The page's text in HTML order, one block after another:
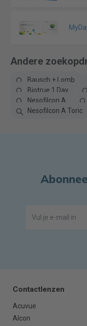
Andere
Bausch + Lomb
Biotrue 1 Day
Nesofilcon A
Nesofilcon A Toric
Contactlenzen
Acuvue
Alcon